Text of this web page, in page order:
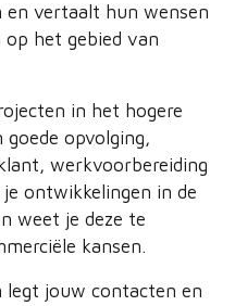
en vertaalt hun wensen
op het gebied van
in het hogere
opvolging,
werkvoorbereiding
ontwikkelingen in de
weet je deze te
kansen.
legt jouw contacten en